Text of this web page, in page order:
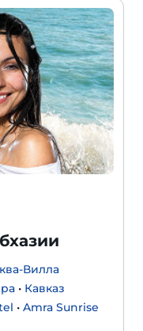
Вилла
• Кавказ
• Amra Sunrise